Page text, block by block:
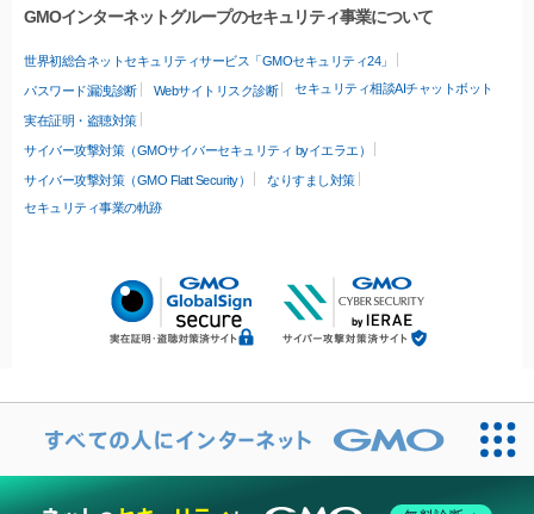
GMOインターネットグループのセキュリティ事業について
世界初総合ネットセキュリティサービス「GMOセキュリティ24」
パスワード漏洩診断 Webサイトリスク診断 セキュリティ相談AIチャットボット
実在証明・盗聴対策
サイバー攻撃対策（GMOサイバーセキュリティ byイエラエ）
サイバー攻撃対策（GMO Flatt Security）
なりすまし対策
セキュリティ事業の軌跡